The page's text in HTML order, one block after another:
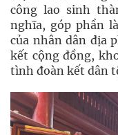
công lao sinh
nghĩa, góp phần
của nhân dân địa
kết cộng đồng,
tình đoàn kết dân